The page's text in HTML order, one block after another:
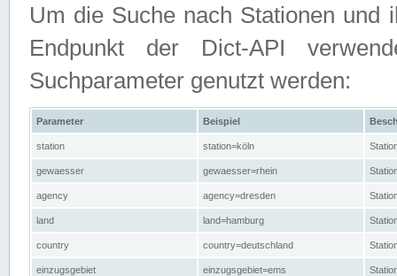
Um die Suche nach Stationen und
Endpunkt der Dict-API
Suchparameter genutzt werden:
Parameter Beispiel
station station=köln
gewaesser gewaesser=rhein
agency agency=dresden
land land=hamburg
country country=deutschland
einzugsgebiet einzugsgebiet=ems